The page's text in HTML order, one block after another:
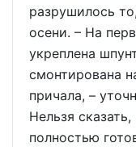
разрушилось
осени. – На
укреплена
смонтирована
причала, –
Нельзя
полностью